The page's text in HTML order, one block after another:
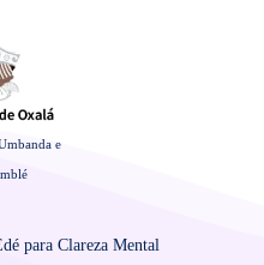
e
para Clareza Mental